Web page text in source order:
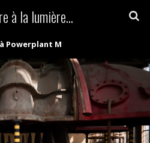
à la lumière...
Powerplant M